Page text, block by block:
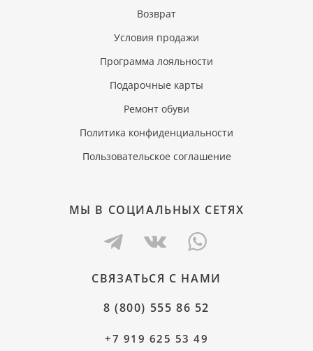
Возврат
Условия продажи
Программа лояльности
Подарочные карты
Ремонт обуви
Политика конфиденциальности
Пользовательское соглашение
МЫ В СОЦИАЛЬНЫХ СЕТЯХ
СВЯЗАТЬСЯ С НАМИ
8 (800) 555 86 52
+7 919 625 53 49